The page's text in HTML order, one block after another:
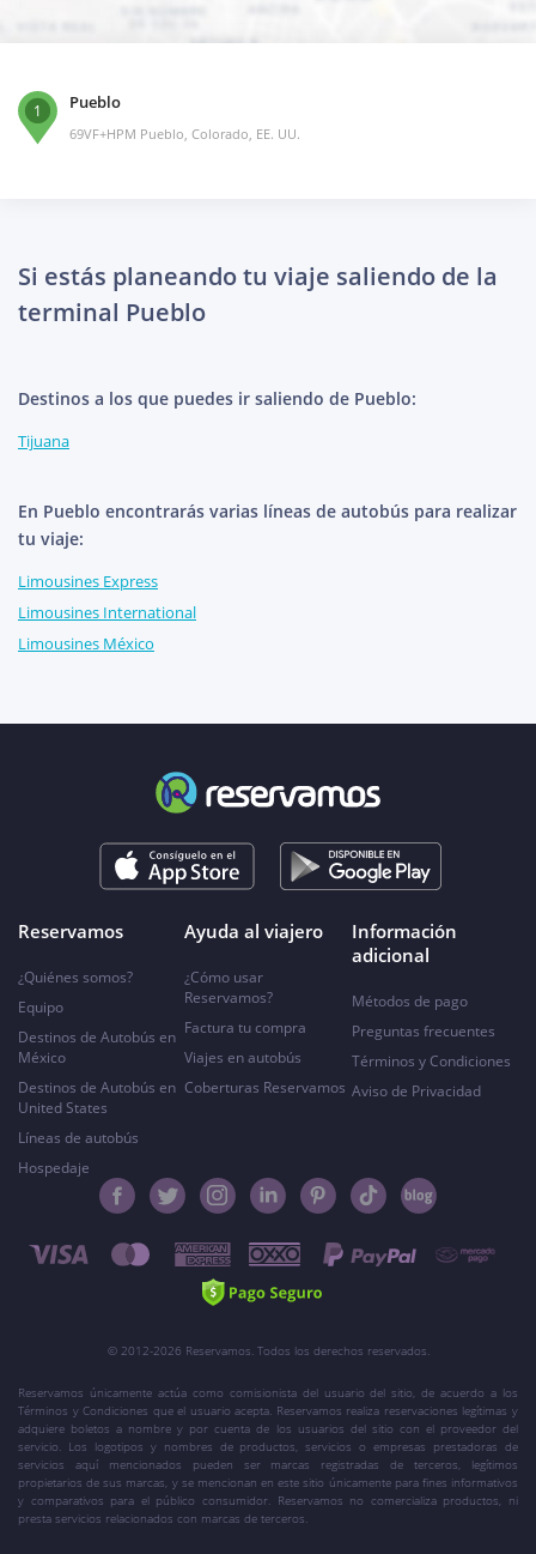
1 Pueblo
69VF+HPM Pueblo, Colorado, EE. UU.
Si estás planeando tu viaje saliendo de la
terminal Pueblo
Destinos a los que puedes ir saliendo de Pueblo:
Tijuana
En Pueblo encontrarás varias líneas de autobús para realizar
tu viaje:
Limousines Express
Limousines International
Limousines México
Reservamos
¿Quiénes somos?
Equipo
Destinos de Autobús en
México
Destinos de Autobús en
United States
Líneas de autobús
Hospedaje
Ayuda al viajero
¿Cómo usar
Reservamos?
Factura tu compra
Viajes en autobús
Coberturas Reservamos
Información
adicional
Métodos de pago
Preguntas frecuentes
Términos y Condiciones
Aviso de Privacidad
© 2012-2026 Reservamos. Todos los derechos reservados.
Reservamos únicamente actúa como comisionista del usuario del sitio, de acuerdo a los
Términos y Condiciones que el usuario acepta. Reservamos realiza reservaciones legítimas y
adquiere boletos a nombre y por cuenta de los usuarios del sitio con el proveedor del
servicio. Los logotipos y nombres de productos, servicios o empresas prestadoras de
servicios aquí mencionados pueden ser marcas registradas de terceros, legítimos
propietarios de sus marcas, y se mencionan en este sitio únicamente para fines informativos
y comparativos para el público consumidor. Reservamos no comercializa productos, ni
presta servicios relacionados con marcas de terceros.